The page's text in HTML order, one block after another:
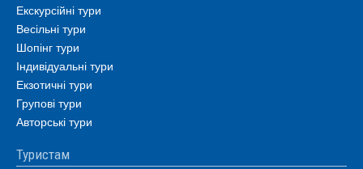
Екскурсійні тури
Весільні тури
Шопінг тури
Індивідуальні тури
Екзотичні тури
Групові тури
Авторські тури
Туристам